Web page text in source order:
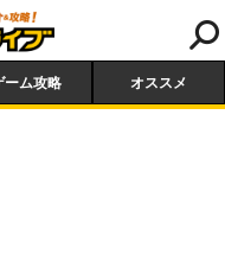
ーム攻略 オススメ